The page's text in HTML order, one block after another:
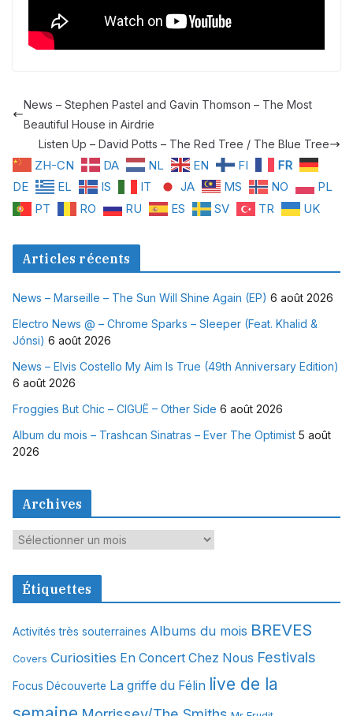
News – Stephen Pastel and Gavin Thomson – The Most
Beautiful House in Airdrie
Listen Up – David Potts – The Red Tree / The Blue Tree
ZH-CN DA NL EN FI
FR
DE
EL IS IT JA MS NO
PL
PT
RO RU ES SV TR UK
Articles récents
News – Marseille – The Sun Will Shine Again (EP) 6 août 2026
Electro News @ – Chrome Sparks – Sleeper (Feat. Khalid &
Jónsi) 6 août 2026
News – Elvis Costello My Aim Is True (49th Anniversary Edition)
6 août 2026
Froggies But Chic – CIGUË – Other Side 6 août 2026
Album du mois – Trashcan Sinatras – Ever The Optimist 5 août
2026
Archives
A
c
v
e
Étiquettes
Activités très souterraines Albums du mois BREVES
Covers Curiosities En Concert Chez Nous Festivals
Focus Découverte La griffe du Félin live de la